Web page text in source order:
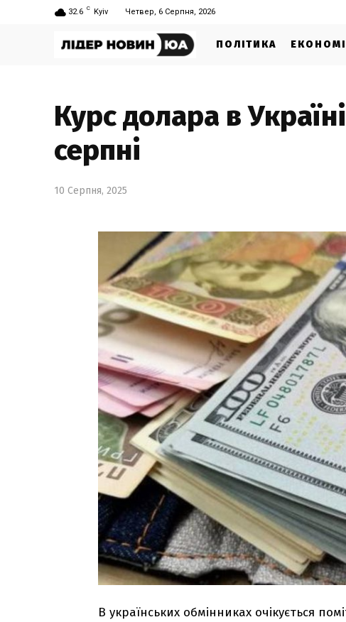
32.6 C Kyiv Четвер, 6 Серпня, 2026
ПОЛІТИКА
Курс долара в
серпні
10 Серпня, 2025
В українських обмінниках очікується